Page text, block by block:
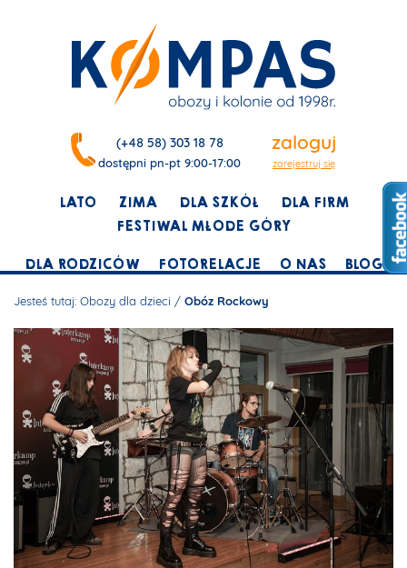
(+48 58) 303 18 78
dostępni pn-pt 9:00-17:00
zaloguj
zarejestruj się
LATO ZIMA DLA SZKÓŁ
DLA FIRM
FESTIWAL MŁODE GÓRY
DLA RODZICÓW
FOTORELACJE O NAS BLOG
Jesteś tutaj: Obozy dla dzieci / Obóz Rockowy